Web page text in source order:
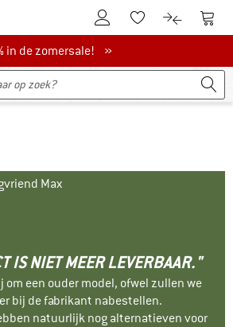
De klantenaccount
Naar deNaar de
de zomersale!
in de zomersale! »
Max
IS NIET MEER LEVERBAAR."
om een ouder model, ofwel zullen we
bij de fabrikant nabestellen.
natuurlijk nog alternatieven voor